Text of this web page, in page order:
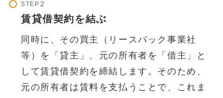
STEP
賃貸借契約を結ぶ
同時に、その買主（リースバック事業社
等）を「貸主」、元の所有者を「借主」と
して賃貸借契約を締結します。そのため、
元の所有者は賃料を支払うことで、これま